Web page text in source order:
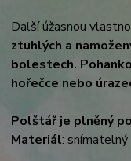
Další úžasnou
ztuhlých a
bolestech.
hořečce nebo
Polštář je plněný
Materiál: